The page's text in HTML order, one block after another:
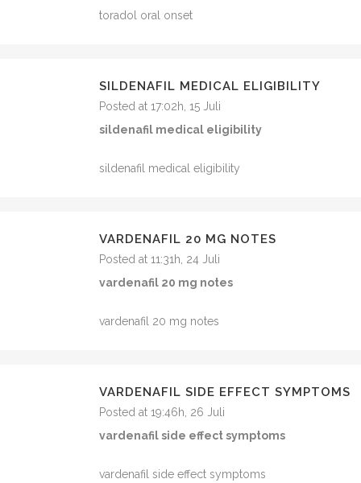
toradol oral onset
SILDENAFIL MEDICAL ELIGIBILITY
Posted at 17:02h, 15 Juli
sildenafil medical eligibility
sildenafil medical eligibility
VARDENAFIL 20 MG NOTES
Posted at 11:31h, 24 Juli
vardenafil 20 mg notes
vardenafil 20 mg notes
VARDENAFIL SIDE EFFECT SYMPTOMS
Posted at 19:46h, 26 Juli
vardenafil side effect symptoms
vardenafil side effect symptoms